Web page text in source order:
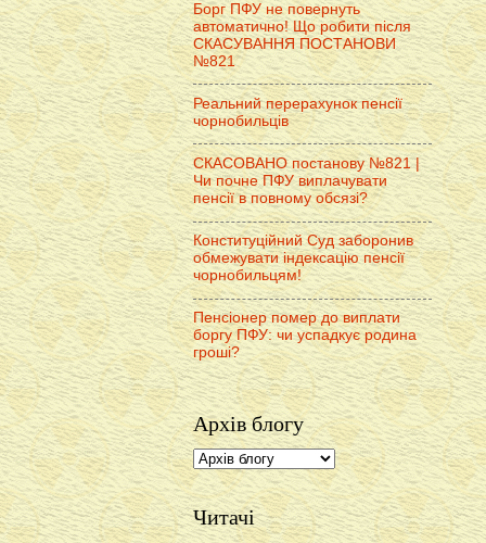
Борг ПФУ не повернуть
автоматично! Що робити після
СКАСУВАННЯ ПОСТАНОВИ
№821
Реальний перерахунок пенсії
чорнобильців
СКАСОВАНО постанову №821 |
Чи почне ПФУ виплачувати
пенсії в повному обсязі?
Конституційний Суд заборонив
обмежувати індексацію пенсії
чорнобильцям!
Пенсіонер помер до виплати
боргу ПФУ: чи успадкує родина
гроші?
Архів блогу
Читачі